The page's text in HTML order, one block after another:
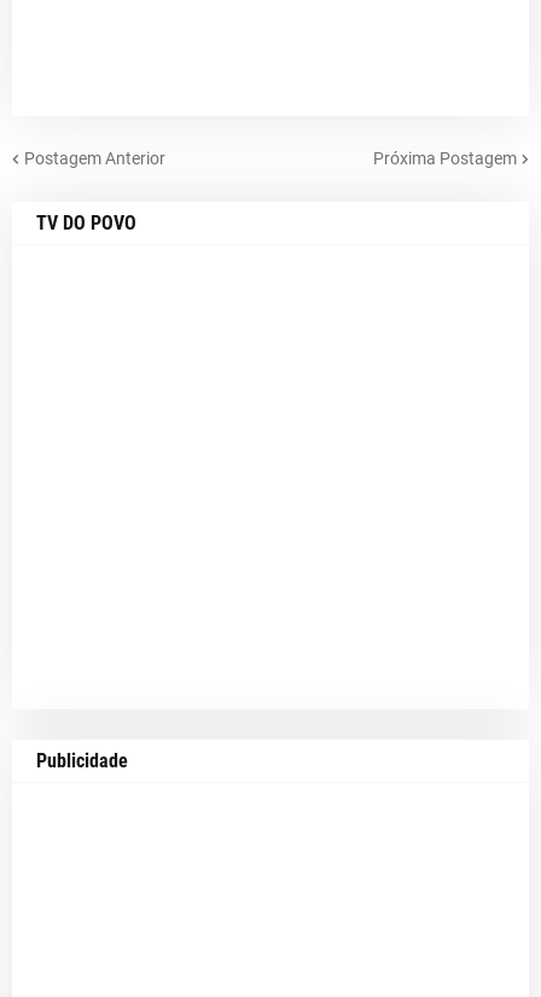
Postagem Anterior Próxima Postagem
TV DO POVO
Publicidade